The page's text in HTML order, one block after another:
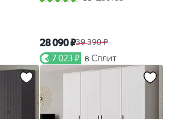
28 090 ₽39 390 ₽
7 023 ₽ в Сплит